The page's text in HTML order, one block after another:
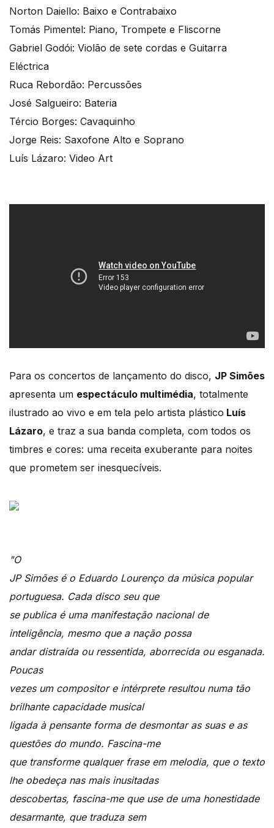
Norton Daiello: Baixo e Contrabaixo
Tomás Pimentel: Piano, Trompete e Fliscorne
Gabriel Godói: Violão de sete cordas e Guitarra
Eléctrica
Ruca Rebordão: Percussões
José Salgueiro: Bateria
Tércio Borges: Cavaquinho
Jorge Reis: Saxofone Alto e Soprano
Luís Lázaro: Video Art
Para os concertos de lançamento do disco, JP Simões
apresenta um espectáculo multimédia, totalmente
ilustrado ao vivo e em tela pelo artista plástico Luís
Lázaro, e traz a sua banda completa, com todos os
timbres e cores: uma receita exuberante para noites
que prometem ser inesquecíveis.
"O
JP Simões é o Eduardo Lourenço da música popular
portuguesa. Cada disco seu que
se publica é uma manifestação nacional de
inteligência, mesmo que a nação possa
andar distraída ou ressentida, aborrecida ou esganada.
Poucas
vezes um compositor e intérprete resultou numa tão
brilhante capacidade musical
ligada à pensante forma de desmontar as suas e as
questões do mundo. Fascina-me
que transforme qualquer frase em melodia, que o texto
lhe obedeça nas mais inusitadas
descobertas, fascina-me que use de uma honestidade
desarmante, que traduza sem